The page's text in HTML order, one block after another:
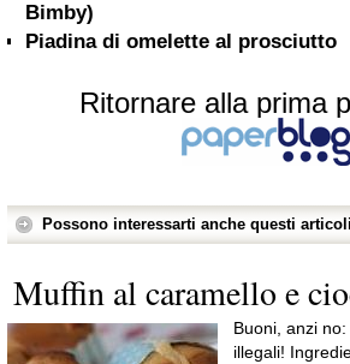
Bimby)
Piadina di omelette al prosciutto
Ritornare alla prima
Possono interessarti anche questi
Muffin al caramello e
Buoni, anzi
illegali!